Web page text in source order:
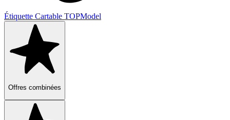
Étiquette Cartable TOPModel
Offres combinées